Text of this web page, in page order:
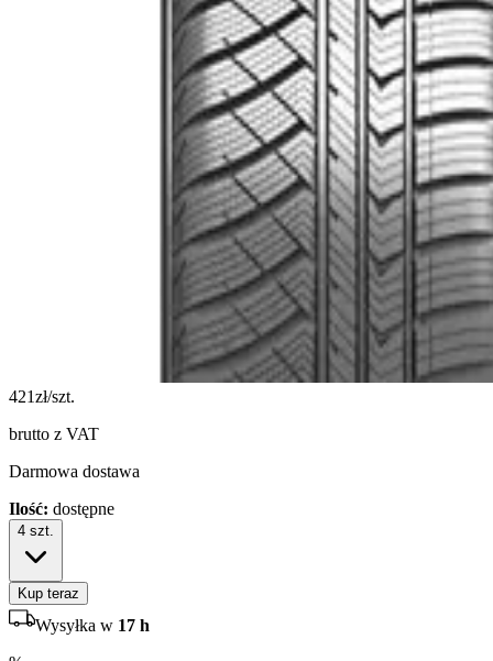
421zł/szt.
brutto z VAT
Darmowa dostawa
Ilość: dostępne
4 szt.
Kup teraz
Wysyłka w 17 h